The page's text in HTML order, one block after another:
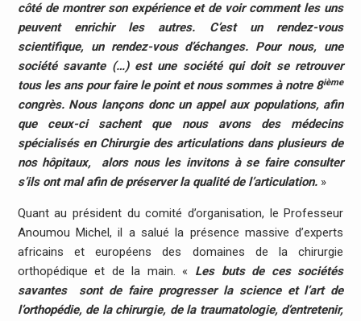
côté de montrer son expérience et de voir comment les uns
peuvent enrichir les autres. C’est un rendez-vous
scientifique, un rendez-vous d’échanges. Pour nous, une
société savante (…) est une société qui doit se retrouver
tous les ans pour faire le point et nous sommes à notre 8ième
congrès. Nous lançons donc un appel aux populations, afin
que ceux-ci sachent que nous avons des médecins
spécialisés en Chirurgie des articulations dans plusieurs de
nos hôpitaux, alors nous les invitons à se faire consulter
s’ils ont mal afin de préserver la qualité de l’articulation.»
Quant au président du comité d’organisation, le Professeur
Anoumou Michel, il a salué la présence massive d’experts
africains et européens des domaines de la chirurgie
orthopédique et de la main. « Les buts de ces sociétés
savantes sont de faire progresser la science et l’art de
l’orthopédie, de la chirurgie, de la traumatologie, d’entretenir,